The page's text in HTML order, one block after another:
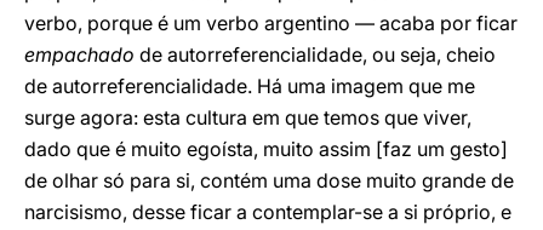
verbo, porque é um verbo argentino — acaba por ficar
empachado de autorreferencialidade, ou seja, cheio
de autorreferencialidade. Há uma imagem que me
surge agora: esta cultura em que temos que viver,
dado que é muito egoísta, muito assim [faz um gesto]
de olhar só para si, contém uma dose muito grande de
narcisismo, desse ficar a contemplar-se a si próprio, e